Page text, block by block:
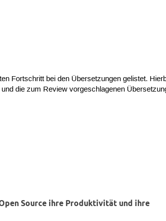
Fortschritt bei den Übersetzungen gelistet.
die zum Review vorgeschlagenen
Source ihre Produktivität und ihre